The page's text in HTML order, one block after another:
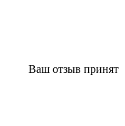
Ваш отзыв принят